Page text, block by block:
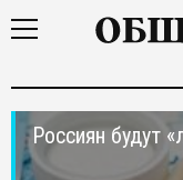
Россиян будут